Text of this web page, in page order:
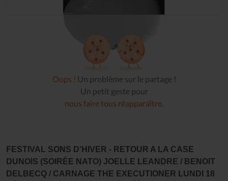
Oops ! Un problème sur le partage !
Un petit geste pour
nous faire tous réapparaître.
FESTIVAL SONS D'HIVER - RETOUR A LA CASE
DUNOIS (SOIRÉE NATO) JOELLE LEANDRE / BENOIT
DELBECQ / CARNAGE THE EXECUTIONER LUNDI 18